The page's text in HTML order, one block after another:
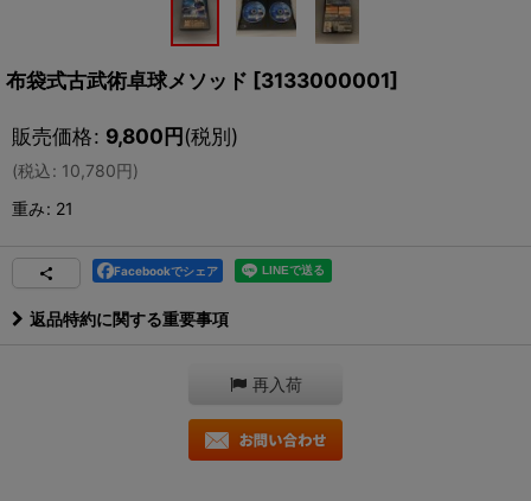
布袋式古武術卓球メソッド [3133000001]
販売価格: 9,800円(税別)
(税込: 10,780円)
重み: 21
Facebookでシェア
返品特約に関する重要事項
再入荷